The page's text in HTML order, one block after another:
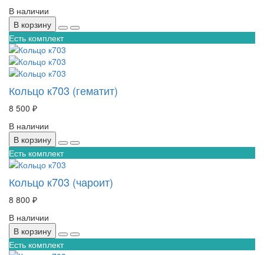
В наличии
В корзину
Есть комплект
Кольцо к703 (гематит)
8 500 ₽
В наличии
В корзину
Есть комплект
Кольцо к703 (чароит)
8 800 ₽
В наличии
В корзину
Есть комплект